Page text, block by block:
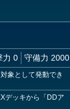
力 0
守備力 2000
象として発動でき
デッキから「DDア